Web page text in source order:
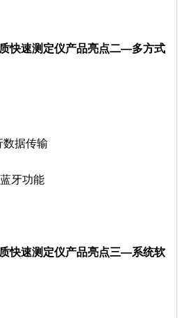
快速测定仪产品亮点二—多方式
数据传输
牙功能
快速测定仪产品亮点三—系统软